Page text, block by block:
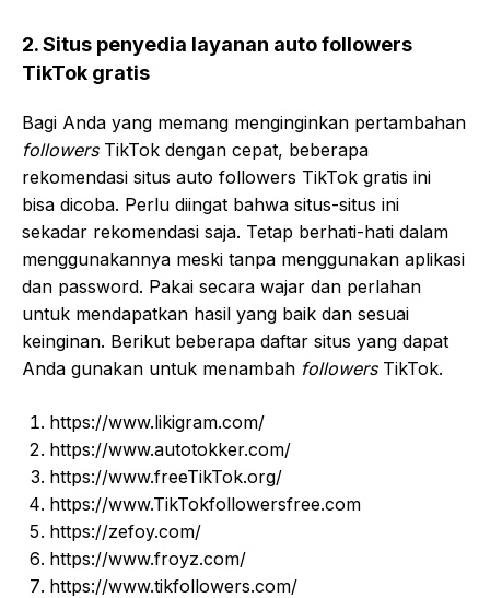
2. Situs penyedia layanan auto followers
TikTok gratis
Bagi Anda yang memang menginginkan pertambahan
followersTikTok dengan cepat, beberapa
rekomendasi situs auto followers TikTok gratis ini
bisa dicoba. Perlu diingat bahwa situs-situs ini
sekadar rekomendasi saja. Tetap berhati-hati dalam
menggunakannya meski tanpa menggunakan aplikasi
dan password. Pakai secara wajar dan perlahan
untuk mendapatkan hasil yang baik dan sesuai
keinginan. Berikut beberapa daftar situs yang dapat
Anda gunakan untuk menambah followersTikTok.
https://www.likigram.com/
https://www.autotokker.com/
https://www.freeTikTok.org/
https://www.TikTokfollowersfree.com
https://zefoy.com/
https://www.froyz.com/
https://www.tikfollowers.com/